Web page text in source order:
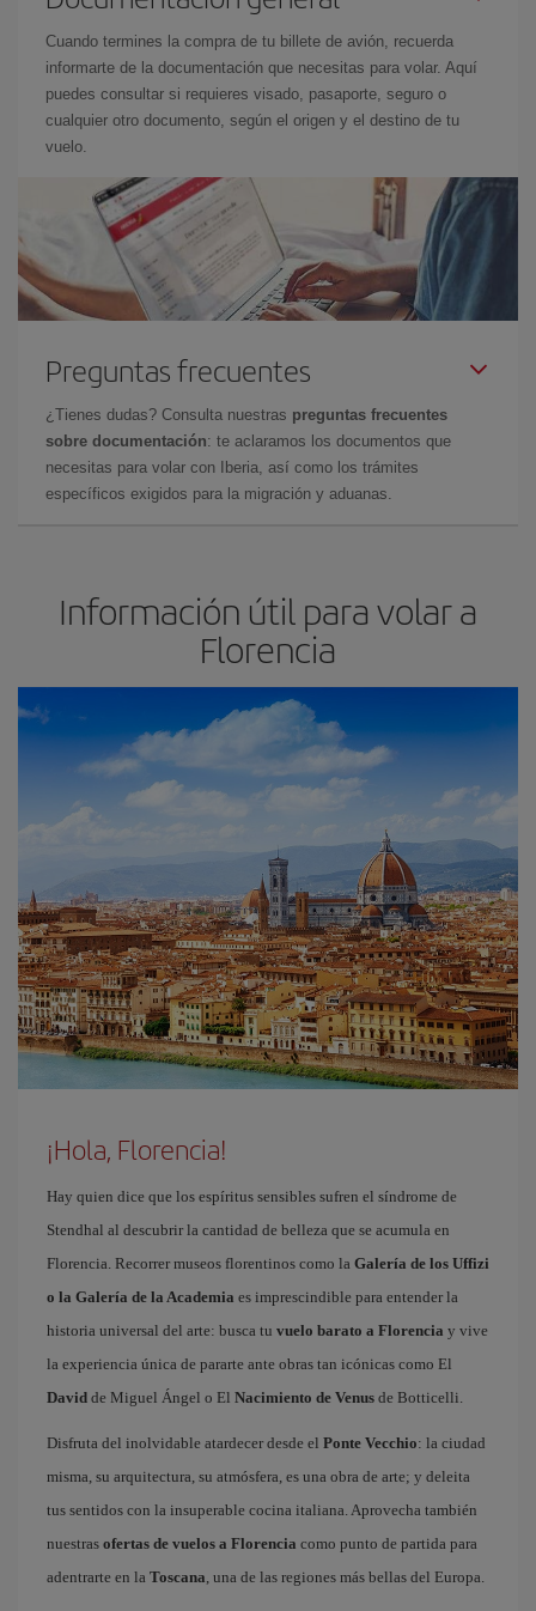
Cuando termines la compra de tu billete de avión, recuerda
informarte de la documentación que necesitas para volar. Aquí
puedes consultar si requieres visado, pasaporte, seguro o
cualquier otro documento, según el origen y el destino de tu
vuelo.
Preguntas frecuentes
¿Tienes dudas? Consulta nuestras preguntas frecuentes
sobre documentación: te aclaramos los documentos que
necesitas para volar con Iberia, así como los trámites
específicos exigidos para la migración y aduanas.
Información útil para volar a
Florencia
¡Hola, Florencia!
Hay quien dice que los espíritus sensibles sufren el síndrome de
Stendhal al descubrir la cantidad de belleza que se acumula en
Florencia. Recorrer museos florentinos como la Galería de los Uffizi
o la Galería de la Academia es imprescindible para entender la
historia universal del arte: busca tu vuelo barato a Florencia y vive
la experiencia única de pararte ante obras tan icónicas como El
David de Miguel Ángel o El Nacimiento de Venus de Botticelli.
Disfruta del inolvidable atardecer desde el Ponte Vecchio: la ciudad
misma, su arquitectura, su atmósfera, es una obra de arte; y deleita
tus sentidos con la insuperable cocina italiana. Aprovecha también
nuestras ofertas de vuelos a Florencia como punto de partida para
adentrarte en la Toscana, una de las regiones más bellas del Europa.